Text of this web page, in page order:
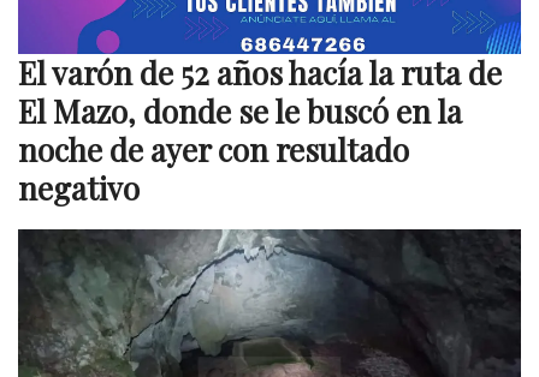
El varón de 52 años hacía la ruta de
El Mazo, donde se le buscó en la
noche de ayer con resultado
negativo